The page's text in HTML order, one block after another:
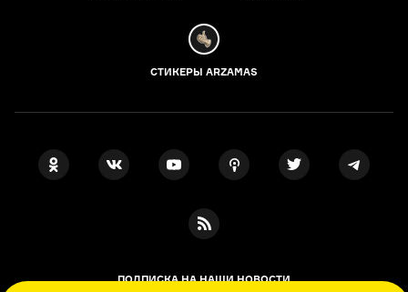
СТИКЕРЫ ARZAMAS
ПОДПИСКА НА НАШИ НОВОСТИ